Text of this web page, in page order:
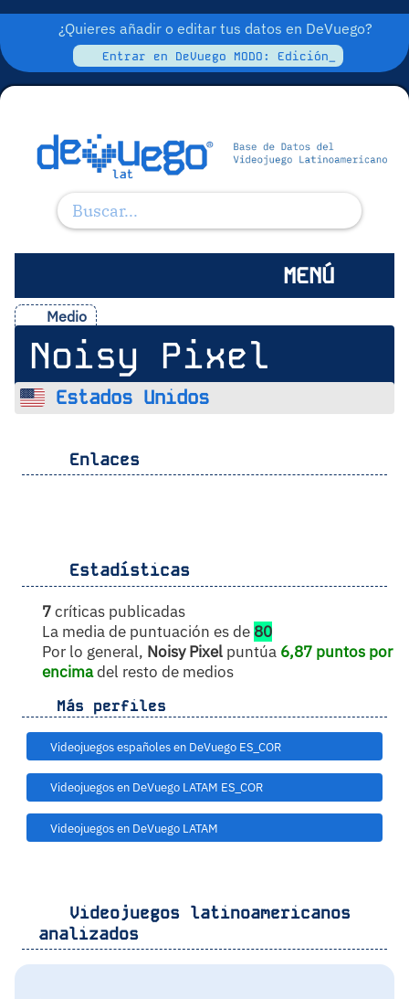
¿Quieres añadir o editar tus datos en DeVuego?
Entrar en DeVuego MODO: Edición_
MENÚ
Medio
Noisy Pixel
Estados Unidos
Enlaces
Estadísticas
7críticas publicadas
La media de puntuación es de 80
Por lo general, Noisy Pixel puntúa 6,87 puntos por
encimadel resto de medios
Más perfiles
Videojuegos españoles en DeVuego ES_COR
Videojuegos en DeVuego LATAM ES_COR
Videojuegos en DeVuego LATAM
Videojuegos latinoamericanos
analizados